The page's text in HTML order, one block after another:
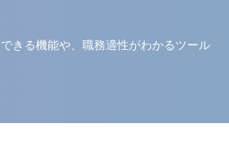
きる機能や、職務適性がわかるツール